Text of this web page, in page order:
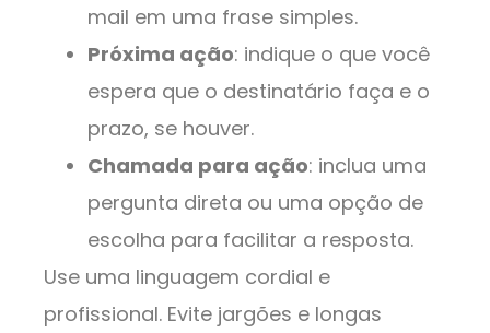
mail em uma frase simples.
Próxima ação: indique o que você
espera que o destinatário faça e o
prazo, se houver.
Chamada para ação: inclua uma
pergunta direta ou uma opção de
escolha para facilitar a resposta.
Use uma linguagem cordial e
profissional. Evite jargões e longas